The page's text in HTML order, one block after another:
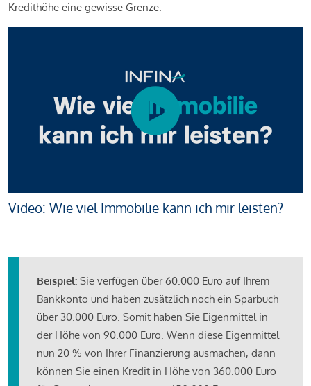
Kredithöhe eine gewisse Grenze.
Video: Wie viel Immobilie kann ich mir leisten?
Beispiel: Sie verfügen über 60.000 Euro auf Ihrem
Bankkonto und haben zusätzlich noch ein Sparbuch
über 30.000 Euro. Somit haben Sie Eigenmittel in
der Höhe von 90.000 Euro. Wenn diese Eigenmittel
nun 20 % von Ihrer Finanzierung ausmachen, dann
können Sie einen Kredit in Höhe von 360.000 Euro